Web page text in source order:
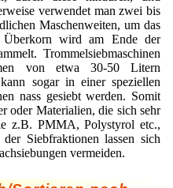
verwendet man zwei bis
Maschenweiten, um das
wird am Ende der
Trommelsiebmaschinen
von etwa 30-50 Litern
sogar in einer speziellen
nass gesiebt werden. Somit
oder Materialien, die sich sehr
z.B. PMMA, Polystyrol etc.,
Siebfraktionen lassen sich
vermeiden.